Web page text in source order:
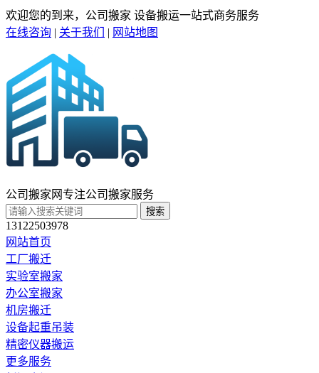
欢迎您的到来，公司搬家 设备搬运一站式商务服务
在线咨询 | 关于我们 | 网站地图
公司搬家网专注公司搬家服务
搜索
13122503978
网站首页
工厂搬迁
实验室搬家
办公室搬家
机房搬迁
设备起重吊装
精密仪器搬运
更多服务